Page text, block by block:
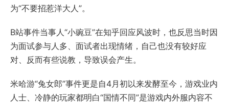
为“不要招惹洋大人”。
B站事件当事人“小豌豆”在知乎回应风波时，也反思当时因
为面试参与人多、面试者出现情绪，自己也没有较好应
对、反而有些说教，导致误会产生。
米哈游“兔女郎”事件更是自4月初以来发酵至今，游戏业内
人士、冷静的玩家都明白“国情不同”是游戏内外服内容不